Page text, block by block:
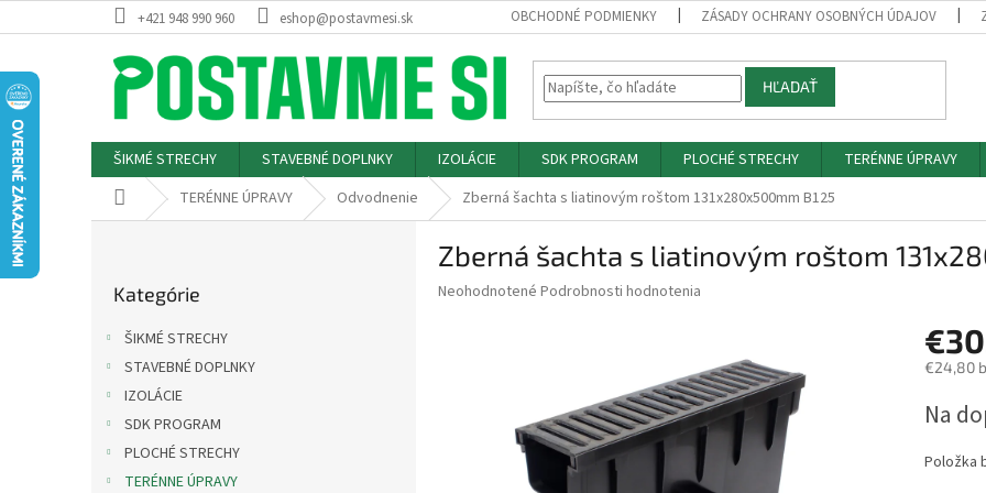
na
+421 948 990 960 eshop@postavmesi.sk OBCHODNÉ PODMIENKY ZÁSADY OCHRANY OSOBNÝCH ÚDAJOV
HĽADAŤ
ŠIKMÉ STRECHY STAVEBNÉ DOPLNKY IZOLÁCIE SDK PROGRAM PLOCHÉ STRECHY TERÉNNE ÚPRAVY
Domov TERÉNNE ÚPRAVY Odvodnenie Zberná šachta s liatinovým roštom 131x280x500mm B125
kategórie
Kategórie
ŠIKMÉ STRECHY
STAVEBNÉ DOPLNKY
IZOLÁCIE
SDK PROGRAM
PLOCHÉ STRECHY
TERÉNNE ÚPRAVY
Zberná šachta s liatinovým roštom
Priemerné
Neohodnotené Podrobnosti hodnotenia
€24,80
cena:
Na
Položka